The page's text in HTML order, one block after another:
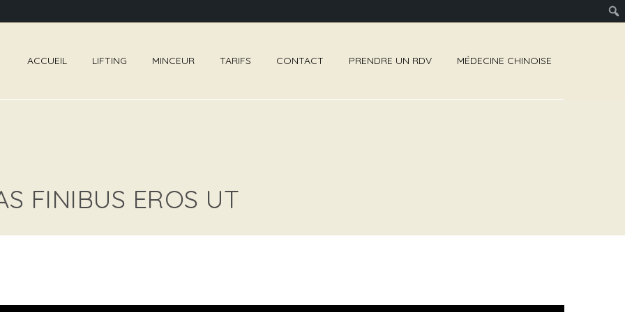
ACCUEIL LIFTING MINCEUR TARIFS CONTACT PRENDRE UN RDV MÉDECINE CHINOISE
FINIBUS EROS UT